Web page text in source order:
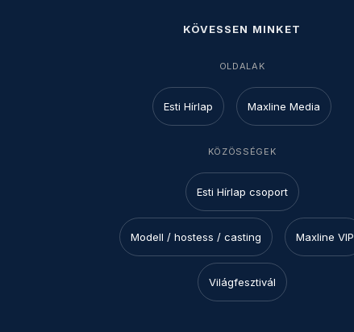
KÖVESSEN MINKET
OLDALAK
Esti Hírlap Maxline Media
KÖZÖSSÉGEK
Esti Hírlap csoport
Modell / hostess / casting Maxline VIP
Világfesztivál